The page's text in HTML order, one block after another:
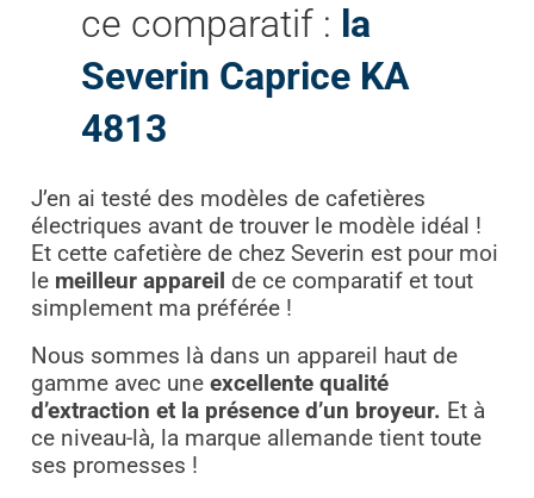
ce comparatif : la
Severin Caprice KA
4813
J’en ai testé des modèles de cafetières
électriques avant de trouver le modèle idéal !
Et cette cafetière de chez Severin est pour moi
le meilleur appareil de ce comparatif et tout
simplement ma préférée !
Nous sommes là dans un appareil haut de
gamme avec une excellente qualité
d’extraction et la présence d’un broyeur. Et à
ce niveau-là, la marque allemande tient toute
ses promesses !